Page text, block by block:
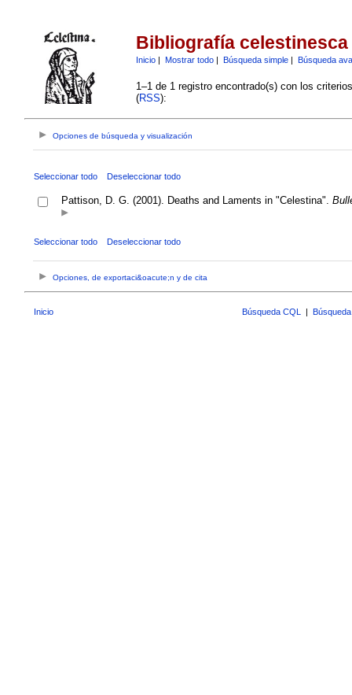
Bibliografía celestinesca
Inicio| Mostrar todo| Búsqueda simple| Búsqueda
1–1 de 1 registro encontrado(s) con los
(RSS):
Opciones de búsqueda y visualización
Seleccionar todo Deseleccionar todo
Pattison, D. G. (2001). Deaths and Laments in "Celestina".
Seleccionar todo Deseleccionar todo
Opciones, de exportaci&oacute;n y de cita
Inicio Búsqueda CQL |